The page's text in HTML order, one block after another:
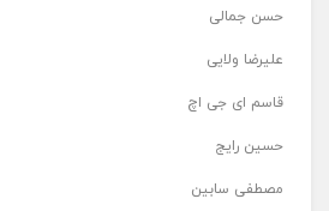
حسن جمالی
علیرضا ولایی
قاسم ای جی اچ
حسین رایج
مصطفی سابین